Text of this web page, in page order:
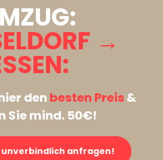
→
den besten Preis&
Sie mind. 50€!
unverbindlich anfragen!